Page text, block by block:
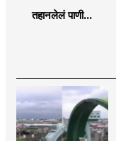
तहानलेलं पाणी...